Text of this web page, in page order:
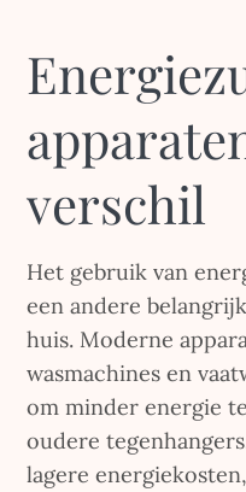
verschil
Het gebruik van
een andere
huis. Moderne
wasmachines en
om minder energie
oudere
lagere